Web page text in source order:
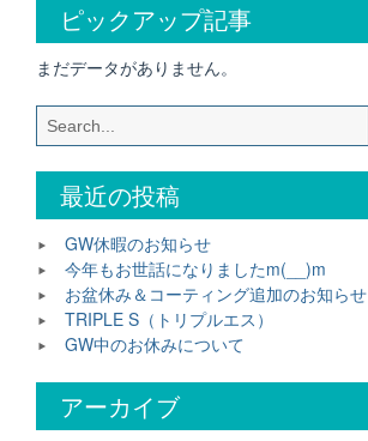
ピックアップ記事
まだデータがありません。
最近の投稿
GW休暇のお知らせ
今年もお世話になりましたm(__)m
お盆休み＆コーティング追加のお知らせ
TRIPLE S（トリプルエス）
GW中のお休みについて
アーカイブ